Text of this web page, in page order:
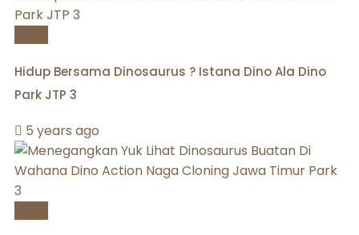
Hidup Bersama Dinosaurus ? Istana Dino Ala Dino
Park JTP 3
5 years ago